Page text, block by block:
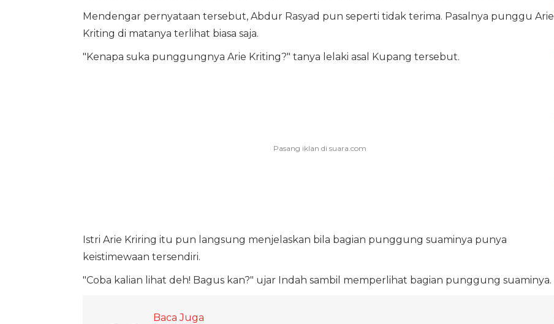
Mendengar pernyataan tersebut, Abdur Rasyad pun seperti tidak terima. Pasalnya punggu Arie
Kriting di matanya terlihat biasa saja.
"Kenapa suka punggungnya Arie Kriting?" tanya lelaki asal Kupang tersebut.
Istri Arie Kriring itu pun langsung menjelaskan bila bagian punggung suaminya punya
keistimewaan tersendiri.
"Coba kalian lihat deh! Bagus kan?" ujar Indah sambil memperlihat bagian punggung suaminya.
Baca Juga